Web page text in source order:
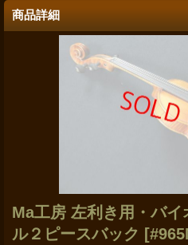
商品詳細
Ma工房 左利き用・バ
ル２ピースバック